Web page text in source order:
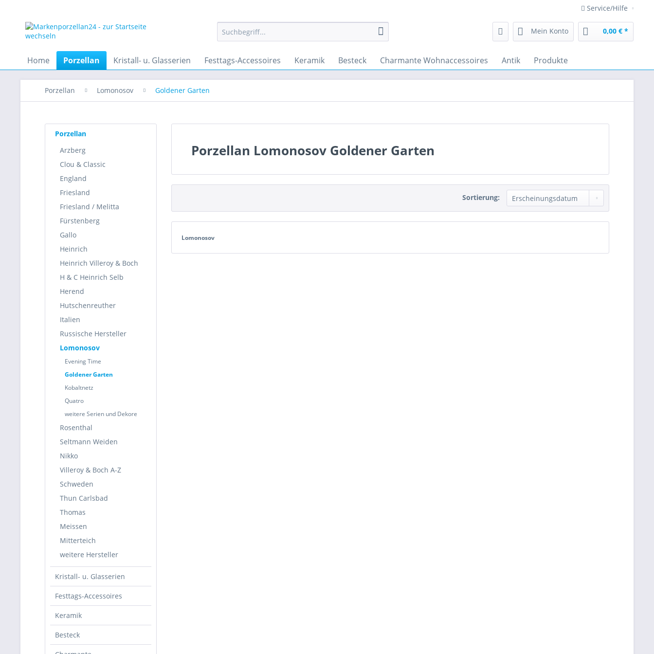
Service/Hilfe
Mein Konto 0,00 € *
Home Porzellan Kristall- u. Glasserien Festtags-Accessoires Keramik Besteck Charmante Wohnaccessoires Antik Produkte
Porzellan Lomonosov Goldener Garten
Porzellan
Arzberg
Clou & Classic
England
Friesland
Friesland / Melitta
Fürstenberg
Gallo
Heinrich
Heinrich Villeroy & Boch
H & C Heinrich Selb
Herend
Hutschenreuther
Italien
Russische Hersteller
Lomonosov
Evening Time
Goldener Garten
Kobaltnetz
Quatro
weitere Serien und Dekore
Rosenthal
Seltmann Weiden
Nikko
Villeroy & Boch A-Z
Schweden
Thun Carlsbad
Thomas
Meissen
Mitterteich
weitere Hersteller
Kristall- u. Glasserien
Festtags-Accessoires
Keramik
Besteck
Porzellan Lomonosov Goldener Garten
Sortierung:
Lomonosov